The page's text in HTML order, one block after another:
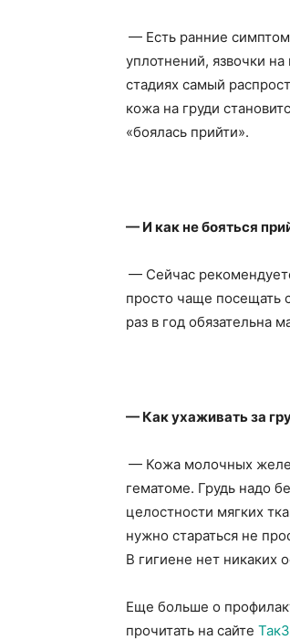
— Есть ранние
уплотнений, язвочки
стадиях самый
кожа на груди
«боялась прийти».
— И как не бояться
— Сейчас
просто чаще посещать
раз в год обязательна
— Как ухаживать за
— Кожа молочных
гематоме. Грудь надо
целостности мягких
нужно стараться не
В гигиене нет никаких
Еще больше о
прочитать на сайте